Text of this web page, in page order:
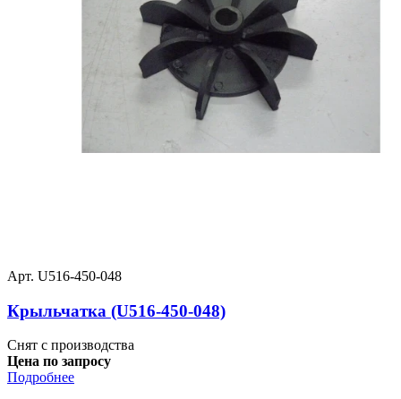
Арт. U516-450-048
Крыльчатка (U516-450-048)
Снят с производства
Цена по запросу
Подробнее